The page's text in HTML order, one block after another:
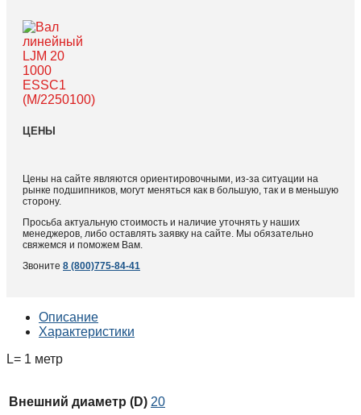
ЦЕНЫ
Цены на сайте являются ориентировочными, из-за ситуации на
рынке подшипников, могут меняться как в большую, так и в меньшую
сторону.
Просьба актуальную стоимость и наличие уточнять у наших
менеджеров, либо оставлять заявку на сайте. Мы обязательно
свяжемся и поможем Вам.
Звоните 8 (800)775-84-41
Описание
Характеристики
L= 1 метр
Внешний диаметр (D) 20